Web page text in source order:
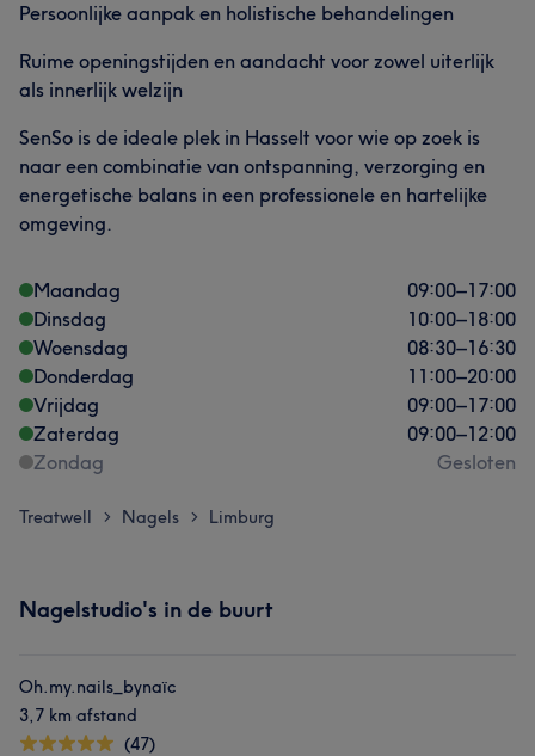
Persoonlijke aanpak en holistische behandelingen
Ruime openingstijden en aandacht voor zowel uiterlijk
als innerlijk welzijn
SenSo is de ideale plek in Hasselt voor wie op zoek is
naar een combinatie van ontspanning, verzorging en
energetische balans in een professionele en hartelijke
omgeving.
Maandag 09:00–17:00
Dinsdag
10:00–18:00
Woensdag
08:30–16:30
Donderdag
11:00–20:00
Vrijdag
09:00–17:00
Zaterdag
09:00–12:00
Zondag
Gesloten
Treatwell > Nagels > Limburg
Nagelstudio's in de buurt
Oh.my.nails_bynaïc
3,7 km afstand
(47)